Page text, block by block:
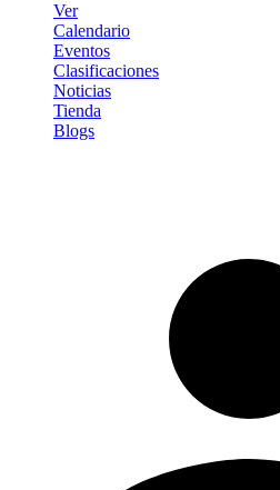
Ver
Calendario
Eventos
Clasificaciones
Noticias
Tienda
Blogs